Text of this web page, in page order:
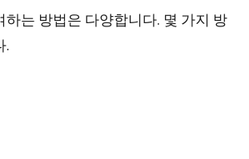
하는 방법은 다양합니다. 몇 가지 방
.